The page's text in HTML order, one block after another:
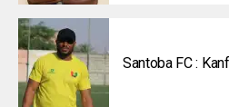
Santoba FC :